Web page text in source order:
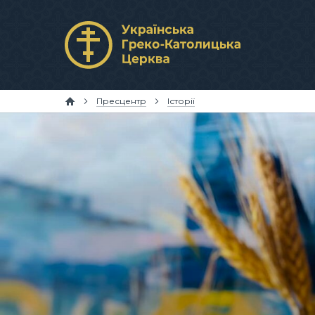
Пресцентр Історії